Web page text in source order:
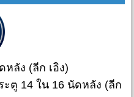
หลัง (ลีก เอิง)
ะตู 14 ใน 16 นัดหลัง (ลีก